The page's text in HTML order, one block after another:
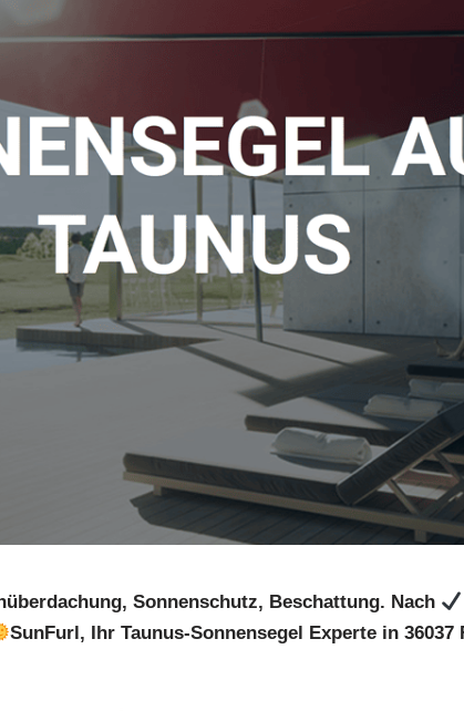
Sonnenschutz, Beschattung. Nach
SunFurl, Ihr Taunus-Sonnensegel Experte in